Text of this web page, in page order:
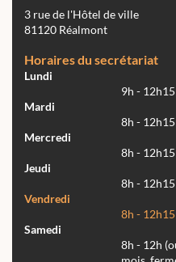
3 rue de l'Hôtel de ville
81120 Réalmont
Horaires du secrétariat
Lundi
9h -
Mardi
8h -
Mercredi
8h -
Jeudi
8h -
Vendredi
8h -
Samedi
8h - 12h